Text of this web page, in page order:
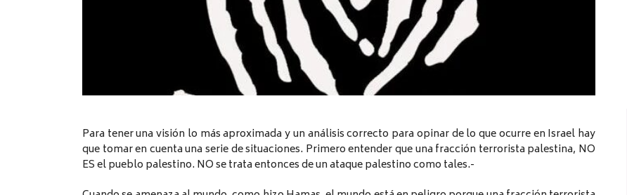
Para tener una visión lo más aproximada y un análisis correcto para opinar de lo que ocurre en Israel hay
que tomar en cuenta una serie de situaciones. Primero entender que una fracción terrorista palestina, NO
ES el pueblo palestino. NO se trata entonces de un ataque palestino como tales.-